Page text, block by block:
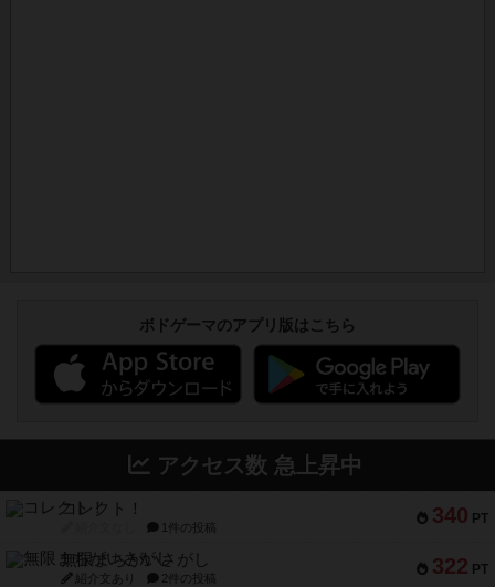
ボドゲーマのアプリ版はこちら
アクセス数 急上昇中
340 PT
コレクト！
1件の投稿
322 PT
無限まちがいさがし
紹介文あり 2件の投稿